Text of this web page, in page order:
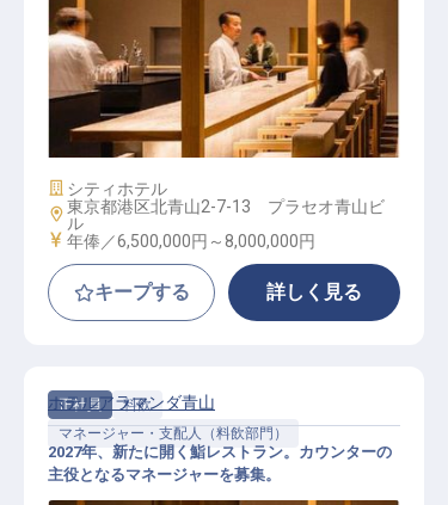
ミュージックラウンジ＆Bar支配人│
年俸650万円～800万円／2027年新
設／立ち上げから任せる支配人
施設業態
シティホテル
勤務地
東京都港区北青山2-7-13 プラセオ青山ビ
ル
給与
年俸／6,500,000円～8,000,000円
キープする 詳しく見る
正社員
料飲
マネージャー・支配人（料飲部門）
ホテルアラマンダ青山
2027年、新たに開く鮨レストラン。カウンターの
主役となるマネージャーを募集。